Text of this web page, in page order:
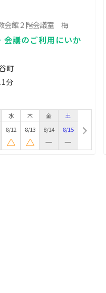
会館２階会議室 梅
会議のご利用にいか
町
分
水
8/12
木
8/13
金
8/14
土
8/15